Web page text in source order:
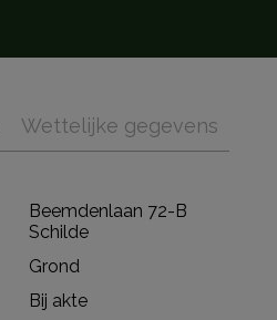
Wettelijke gegevens
Beemdenlaan 72-B
Schilde
Grond
Bij akte